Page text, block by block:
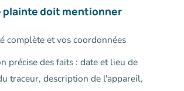
plainte doit mentionner
complète et vos coordonnées
précise des faits : date et lieu de
traceur, description de l'appareil,